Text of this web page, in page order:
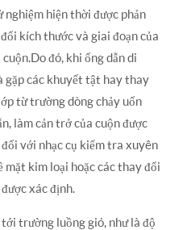
hiện thời được phản
kích thước và giai đoạn của
đó, khi ống dẫn di
gặp các khuyết tật hay thay
từ trường dòng chảy uốn
làm cản trở của cuộn được
với nhạc cụ kiểm tra xuyên
kim loại hoặc các thay đổi
xác định.
trường luồng gió, như là độ